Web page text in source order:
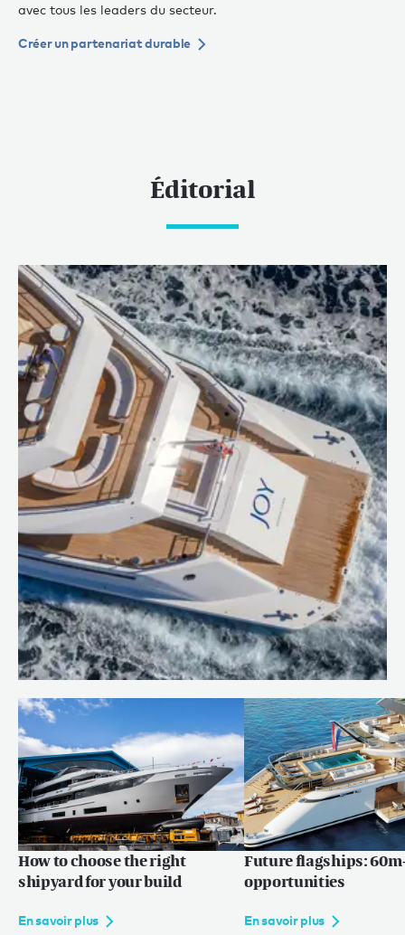
avec tous les leaders du secteur.
Créer un partenariat durable
Éditorial
Beyond 'super': Unique yacht
design with Burgess
En savoir plus
How to choose the right
shipyard for your build
En savoir plus
Future flagships:
opportunities
En savoir plus